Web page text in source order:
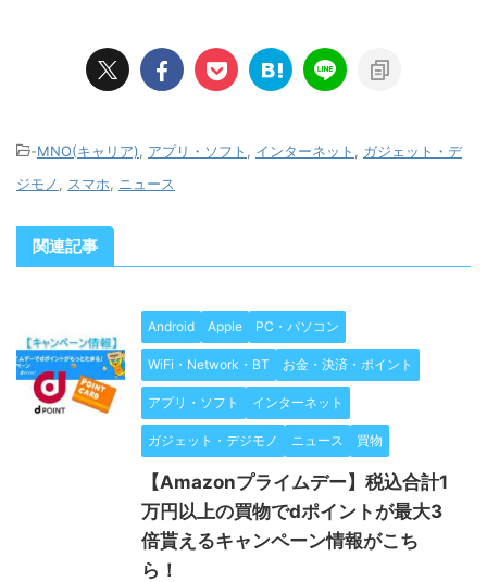
-MNO(キャリア) アプリ・ソフト インターネット
ガジェット・デ
ジモノ
スマホ ニュース
関連記事
Android Apple PC・パソコン
WiFi・Network・BT お金・決済・ポイント
アプリ・ソフト インターネット
ガジェット・デジモノ ニュース 買物
【Amazonプライムデー】税込合計1
万円以上の買物でdポイントが最大3
倍貰えるキャンペーン情報がこち
ら！